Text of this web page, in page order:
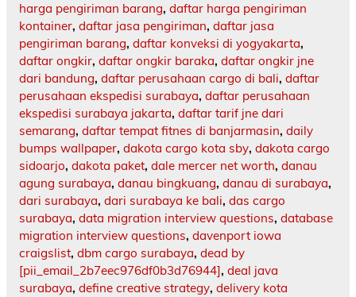
harga pengiriman barang, daftar harga pengiriman
kontainer, daftar jasa pengiriman, daftar jasa
pengiriman barang, daftar konveksi di yogyakarta,
daftar ongkir, daftar ongkir baraka, daftar ongkir jne
dari bandung, daftar perusahaan cargo di bali, daftar
perusahaan ekspedisi surabaya, daftar perusahaan
ekspedisi surabaya jakarta, daftar tarif jne dari
semarang, daftar tempat fitnes di banjarmasin, daily
bumps wallpaper, dakota cargo kota sby, dakota cargo
sidoarjo, dakota paket, dale mercer net worth, danau
agung surabaya, danau bingkuang, danau di surabaya,
dari surabaya, dari surabaya ke bali, das cargo
surabaya, data migration interview questions, database
migration interview questions, davenport iowa
craigslist, dbm cargo surabaya, dead by
[pii_email_2b7eec976df0b3d76944], deal java
surabaya, define creative strategy, delivery kota